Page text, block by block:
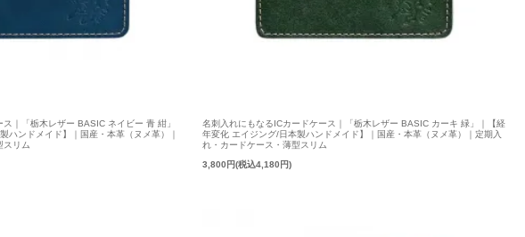
｜「栃木レザー BASIC ネイビー 青 紺」
ハンドメイド】｜国産・本革（ヌメ革）｜
スリム
名刺入れにもなるICカードケース｜「栃木レザー BASIC カーキ 緑」｜【経
年変化 エイジング/日本製ハンドメイド】｜国産・本革（ヌメ革）｜定期入
れ・カードケース・薄型スリム
3,800円(税込4,180円)